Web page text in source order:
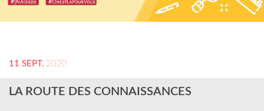
11 SEPT. 2020
LA ROUTE DES CONNAISSANCES